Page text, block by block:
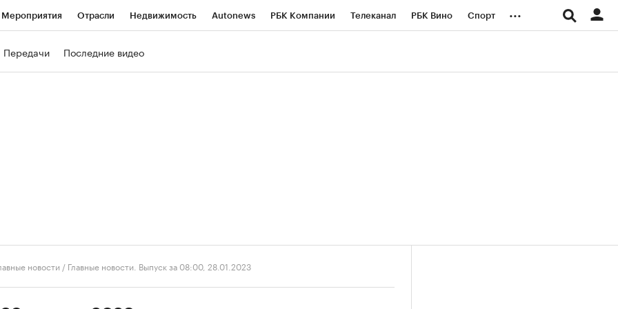
Мероприятия Отрасли Недвижимость Autonews РБК Компании Телеканал РБК Вино Спорт ...
Передачи Последние видео
новости / Главные новости. Выпуск за 08:00, 28.01.2023